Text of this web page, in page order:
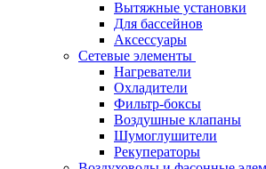
Вытяжные установки
Для бассейнов
Аксессуары
Сетевые элементы
Нагреватели
Охладители
Фильтр-боксы
Воздушные клапаны
Шумоглушители
Рекуператоры